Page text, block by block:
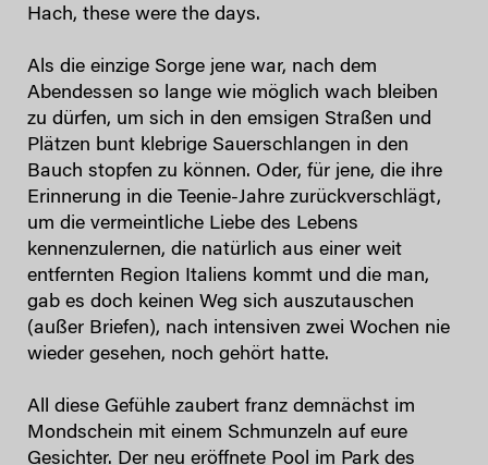
Hach, these were the days.
Als die einzige Sorge jene war, nach dem
Abendessen so lange wie möglich wach bleiben
zu dürfen, um sich in den emsigen Straßen und
Plätzen bunt klebrige Sauerschlangen in den
Bauch stopfen zu können. Oder, für jene, die ihre
Erinnerung in die Teenie-Jahre zurückverschlägt,
um die vermeintliche Liebe des Lebens
kennenzulernen, die natürlich aus einer weit
entfernten Region Italiens kommt und die man,
gab es doch keinen Weg sich auszutauschen
(außer Briefen), nach intensiven zwei Wochen nie
wieder gesehen, noch gehört hatte.
All diese Gefühle zaubert franz demnächst im
Mondschein mit einem Schmunzeln auf eure
Gesichter. Der neu eröffnete Pool im Park des